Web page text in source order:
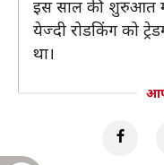
इस साल की शुरुआत
येज्दी रोडकिंग को
था।